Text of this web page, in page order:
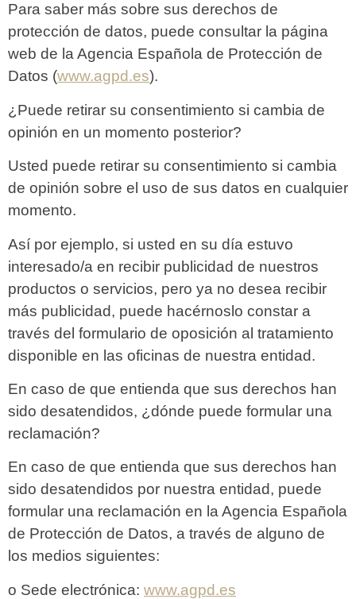
Para saber más sobre sus derechos de
protección de datos, puede consultar la página
web de la Agencia Española de Protección de
Datos (www.agpd.es).
¿Puede retirar su consentimiento si cambia de
opinión en un momento posterior?
Usted puede retirar su consentimiento si cambia
de opinión sobre el uso de sus datos en cualquier
momento.
Así por ejemplo, si usted en su día estuvo
interesado/a en recibir publicidad de nuestros
productos o servicios, pero ya no desea recibir
más publicidad, puede hacérnoslo constar a
través del formulario de oposición al tratamiento
disponible en las oficinas de nuestra entidad.
En caso de que entienda que sus derechos han
sido desatendidos, ¿dónde puede formular una
reclamación?
En caso de que entienda que sus derechos han
sido desatendidos por nuestra entidad, puede
formular una reclamación en la Agencia Española
de Protección de Datos, a través de alguno de
los medios siguientes:
o Sede electrónica: www.agpd.es